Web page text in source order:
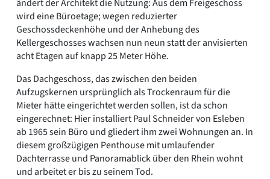
ändert der Architekt die Nutzung: Aus dem Freigeschoss
wird eine Büroetage; wegen reduzierter
Geschossdeckenhöhe und der Anhebung des
Kellergeschosses wachsen nun neun statt der anvisierten
acht Etagen auf knapp 25 Meter Höhe.
Das Dachgeschoss, das zwischen den beiden
Aufzugskernen ursprünglich als Trockenraum für die
Mieter hätte eingerichtet werden sollen, ist da schon
eingerechnet: Hier installiert Paul Schneider von Esleben
ab 1965 sein Büro und gliedert ihm zwei Wohnungen an. In
diesem großzügigen Penthouse mit umlaufender
Dachterrasse und Panoramablick über den Rhein wohnt
und arbeitet er bis zu seinem Tod.